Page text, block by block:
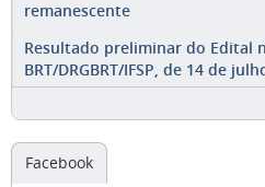
remanescente
Resultado preliminar do Edital
BRT/DRGBRT/IFSP, de 14 de
Facebook